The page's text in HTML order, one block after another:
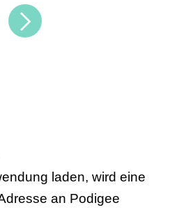
laden, wird eine
an Podigee